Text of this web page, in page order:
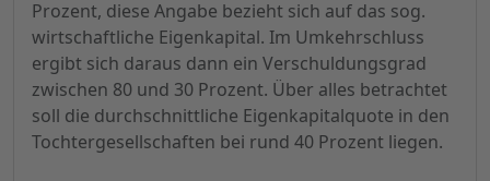
Prozent, diese Angabe bezieht sich auf das sog.
wirtschaftliche Eigenkapital. Im Umkehrschluss
ergibt sich daraus dann ein Verschuldungsgrad
zwischen 80 und 30 Prozent. Über alles betrachtet
soll die durchschnittliche Eigenkapitalquote in den
Tochtergesellschaften bei rund 40 Prozent liegen.